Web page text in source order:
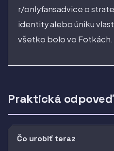
r/onlyfansadvice o
identity alebo úniku
všetko bolo vo Fotkách.
Praktická odpoveď
Čo urobiť teraz